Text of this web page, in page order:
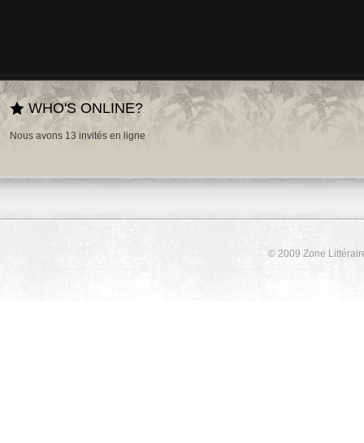
WHO'S ONLINE?
Nous avons 13 invités en ligne
© 2009 Zone